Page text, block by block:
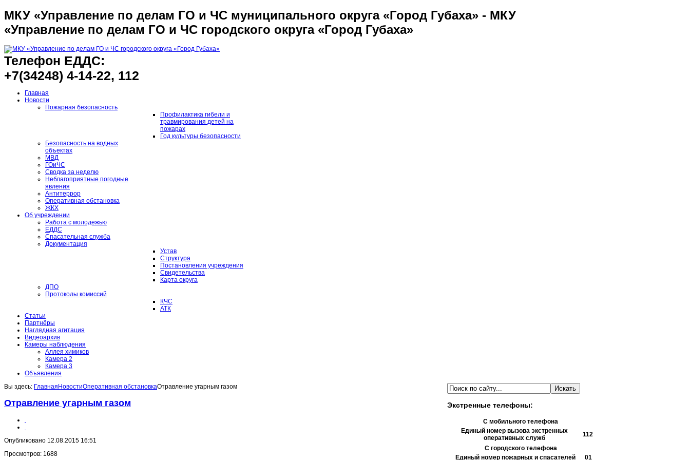
МКУ «Управление по делам ГО и ЧС муниципального округа «Город Губаха» - МКУ
«Управление по делам ГО и ЧС городского округа «Город Губаха»
Телефон ЕДДС:
+7(34248) 4-14-22, 112
Главная
Новости
Пожарная безопасность
Профилактика гибели и
травмирования детей на
пожарах
Год культуры безопасности
Безопасность на водных
объектах
МВД
ГОиЧС
Сводка за неделю
Неблагоприятные погодные
явления
Антитеррор
Оперативная обстановка
ЖКХ
Об учреждении
Работа с молодежью
ЕДДС
Спасательная служба
Документация
Устав
Структура
Постановления учреждения
Свидетельства
Карта округа
ДПО
Протоколы комиссий
КЧС
АТК
Статьи
Партнёры
Наглядная агитация
Видеоархив
Камеры наблюдения
Аллея химиков
Камера 2
Камера 3
Объявления
Вы здесь: Главная НовостиОперативная обстановкаОтравление угарным газом
Отравление угарным газом
Опубликовано 12.08.2015 16:51
Просмотров: 1688
Экстренные телефоны:
С мобильного телефона
Единый номер вызова экстренных
оперативных служб
112
С городского телефона
Единый номер пожарных и спасателей
01